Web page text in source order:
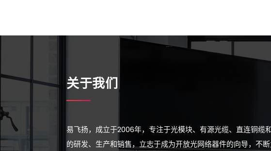
关于我们
易飞扬，成立于2006年，专注于光模块、有源光缆、直连铜缆
的研发、生产和销售，立志于成为开放光网络器件的向导，不